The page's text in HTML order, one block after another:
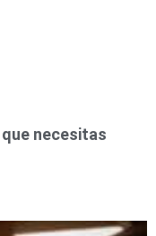
necesitas